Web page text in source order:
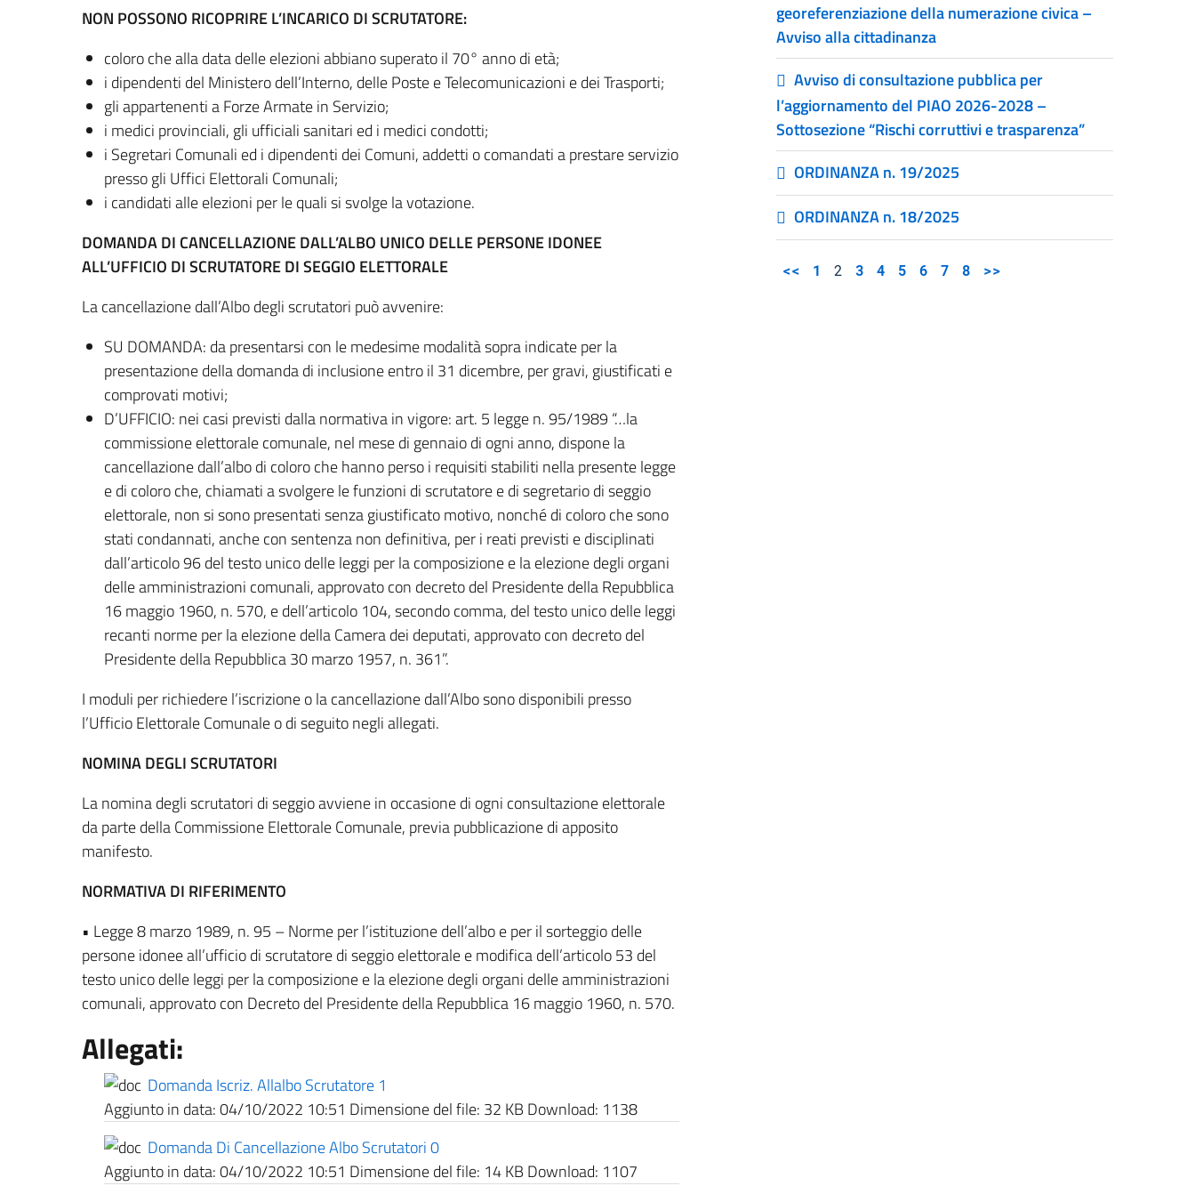
NON POSSONO RICOPRIRE L’INCARICO DI SCRUTATORE:
coloro che alla data delle elezioni abbiano superato il 70° anno di età;
i dipendenti del Ministero dell’Interno, delle Poste e Telecomunicazioni e dei Trasporti;
gli appartenenti a Forze Armate in Servizio;
i medici provinciali, gli ufficiali sanitari ed i medici condotti;
i Segretari Comunali ed i dipendenti dei Comuni, addetti o comandati a prestare servizio
presso gli Uffici Elettorali Comunali;
i candidati alle elezioni per le quali si svolge la votazione.
DOMANDA DI CANCELLAZIONE DALL’ALBO UNICO DELLE PERSONE IDONEE
ALL’UFFICIO DI SCRUTATORE DI SEGGIO ELETTORALE
La cancellazione dall’Albo degli scrutatori può avvenire:
SU DOMANDA: da presentarsi con le medesime modalità sopra indicate per la
presentazione della domanda di inclusione entro il 31 dicembre, per gravi, giustificati e
comprovati motivi;
D’UFFICIO: nei casi previsti dalla normativa in vigore: art. 5 legge n. 95/1989 “…la
commissione elettorale comunale, nel mese di gennaio di ogni anno, dispone la
cancellazione dall’albo di coloro che hanno perso i requisiti stabiliti nella presente legge
e di coloro che, chiamati a svolgere le funzioni di scrutatore e di segretario di seggio
elettorale, non si sono presentati senza giustificato motivo, nonché di coloro che sono
stati condannati, anche con sentenza non definitiva, per i reati previsti e disciplinati
dall’articolo 96 del testo unico delle leggi per la composizione e la elezione degli organi
delle amministrazioni comunali, approvato con decreto del Presidente della Repubblica
16 maggio 1960, n. 570, e dell’articolo 104, secondo comma, del testo unico delle leggi
recanti norme per la elezione della Camera dei deputati, approvato con decreto del
Presidente della Repubblica 30 marzo 1957, n. 361”.
I moduli per richiedere l’iscrizione o la cancellazione dall’Albo sono disponibili presso
l’Ufficio Elettorale Comunale o di seguito negli allegati.
NOMINA DEGLI SCRUTATORI
La nomina degli scrutatori di seggio avviene in occasione di ogni consultazione elettorale
da parte della Commissione Elettorale Comunale, previa pubblicazione di apposito
manifesto.
NORMATIVA DI RIFERIMENTO
• Legge 8 marzo 1989, n. 95 – Norme per l’istituzione dell’albo e per il sorteggio delle
persone idonee all’ufficio di scrutatore di seggio elettorale e modifica dell’articolo 53 del
testo unico delle leggi per la composizione e la elezione degli organi delle amministrazioni
comunali, approvato con Decreto del Presidente della Repubblica 16 maggio 1960, n. 570.
Allegati:
Domanda Iscriz. Allalbo Scrutatore 1
Aggiunto in data:04/10/2022 10:51 Dimensione del file: 32 KB Download: 1138
Domanda Di Cancellazione Albo Scrutatori 0
Aggiunto in data:04/10/2022 10:51 Dimensione del file: 14 KB Download: 1107
georeferenziazione della numerazione civica –
Avviso alla cittadinanza
Avviso di consultazione pubblica per
l’aggiornamento del PIAO 2026-2028 –
Sottosezione “Rischi corruttivi e trasparenza”
ORDINANZA n. 19/2025
ORDINANZA n. 18/2025
<< 1 2 3 4 5 6 7 8 >>